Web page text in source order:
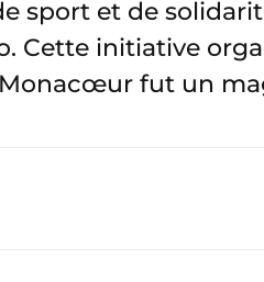
sport et de
Cette initiative
Monacœur fut un